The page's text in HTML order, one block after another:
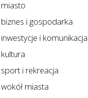
miasto
biznes i gospodarka
inwestycje i komunikacja
kultura
sport i rekreacja
wokół miasta